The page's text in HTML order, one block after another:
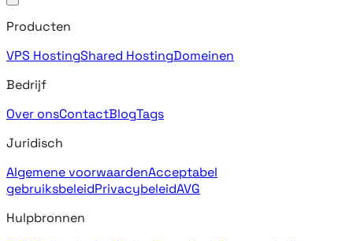
Producten
VPS HostingShared HostingDomeinen
Bedrijf
Over onsContactBlogTags
Juridisch
Algemene voorwaardenAcceptabel
gebruiksbeleidPrivacybeleidAVG
Hulpbronnen